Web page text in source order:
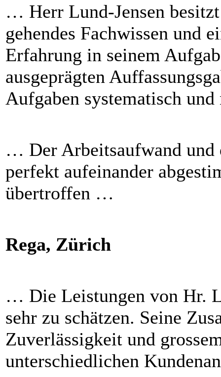
… Herr Lund-Jensen
gehendes Fachwissen und
Erfahrung in seinem
ausgeprägten
Aufgaben systematisch
… Der Arbeitsaufwand und
perfekt aufeinander
übertroffen …
Rega, Zürich
… Die Leistungen von Hr.
sehr zu schätzen. Seine
Zuverlässigkeit und
unterschiedlichen